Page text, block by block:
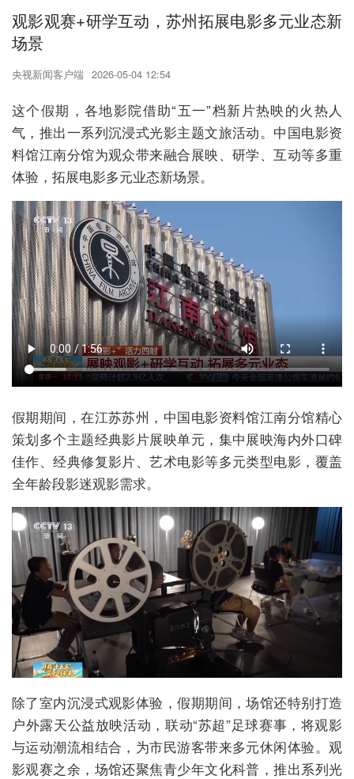
观影观赛+研学互动，苏州拓展电影多元业态新
场景
央视新闻客户端 2026-05-04 12:54
这个假期，各地影院借助“五一”档新片热映的火热人
气，推出一系列沉浸式光影主题文旅活动。中国电影资
料馆江南分馆为观众带来融合展映、研学、互动等多重
体验，拓展电影多元业态新场景。
假期期间，在江苏苏州，中国电影资料馆江南分馆精心
策划多个主题经典影片展映单元，集中展映海内外口碑
佳作、经典修复影片、艺术电影等多元类型电影，覆盖
全年龄段影迷观影需求。
除了室内沉浸式观影体验，假期期间，场馆还特别打造
户外露天公益放映活动，联动“苏超”足球赛事，将观影
与运动潮流相结合，为市民游客带来多元休闲体验。观
影观赛之余，场馆还聚焦青少年文化科普，推出系列光